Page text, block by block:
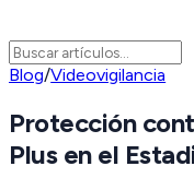
Blog/Videovigilancia
Protección
Plus en el